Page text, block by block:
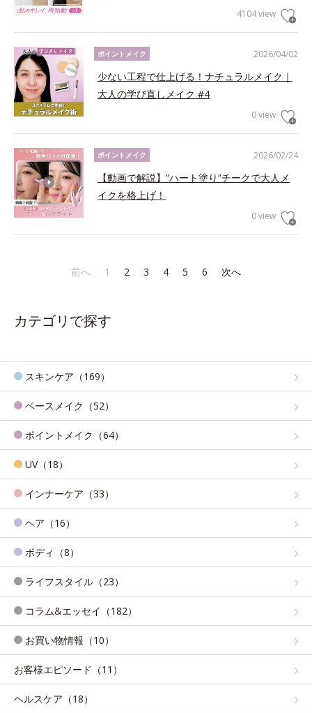
4104 view
2026/04/02
ポイントメイク
少ない工程で仕上げる！ナチュラルメイク｜
大人の学び直しメイク #4
0 view
2026/02/24
ポイントメイク
【動画で解説】“ハート塗り”チークで大人メ
イクを格上げ！
0 view
前へ 1 2 3 4 5 6 次へ
カテゴリで探す
スキンケア（169）
ベースメイク（52）
ポイントメイク（64）
UV（18）
インナーケア（33）
ヘア（16）
ボディ（8）
ライフスタイル（23）
コラム&エッセイ（182）
お買い物情報（10）
お客様エピソード（11）
ヘルスケア（18）